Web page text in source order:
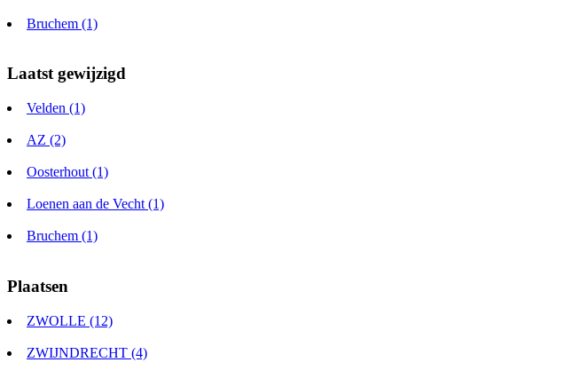
Bruchem (1)
Laatst gewijzigd
Velden (1)
AZ (2)
Oosterhout (1)
Loenen aan de Vecht (1)
Bruchem (1)
Plaatsen
ZWOLLE (12)
ZWIJNDRECHT (4)